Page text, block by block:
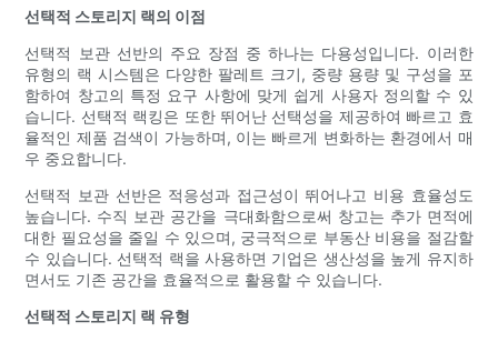
선택적 스토리지 랙의 이점
선택적 보관 선반의 주요 장점 중 하나는 다용성입니다. 이러한
유형의 랙 시스템은 다양한 팔레트 크기, 중량 용량 및 구성을 포
함하여 창고의 특정 요구 사항에 맞게 쉽게 사용자 정의할 수 있
습니다. 선택적 랙킹은 또한 뛰어난 선택성을 제공하여 빠르고 효
율적인 제품 검색이 가능하며, 이는 빠르게 변화하는 환경에서 매
우 중요합니다.
선택적 보관 선반은 적응성과 접근성이 뛰어나고 비용 효율성도
높습니다. 수직 보관 공간을 극대화함으로써 창고는 추가 면적에
대한 필요성을 줄일 수 있으며, 궁극적으로 부동산 비용을 절감할
수 있습니다. 선택적 랙을 사용하면 기업은 생산성을 높게 유지하
면서도 기존 공간을 효율적으로 활용할 수 있습니다.
선택적 스토리지 랙 유형